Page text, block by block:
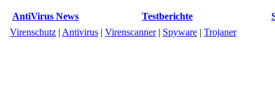
AntiVirus News Testberichte
Virenschutz | Antivirus | Virenscanner| Spyware | Trojaner